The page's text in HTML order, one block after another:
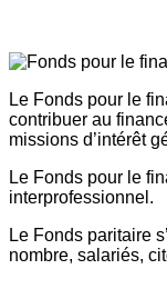
Le Fonds pour le
contribuer au
missions d’intérêt
Le Fonds pour le
interprofessionnel.
Le Fonds paritaire
nombre, salariés,